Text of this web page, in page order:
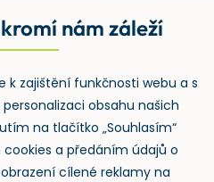
v odpadechnám záleží
k zajištění funkčnosti webu a s
obsahu našich
na tlačítko „Souhlasím“
a předáním údajů o
cílené reklamy na